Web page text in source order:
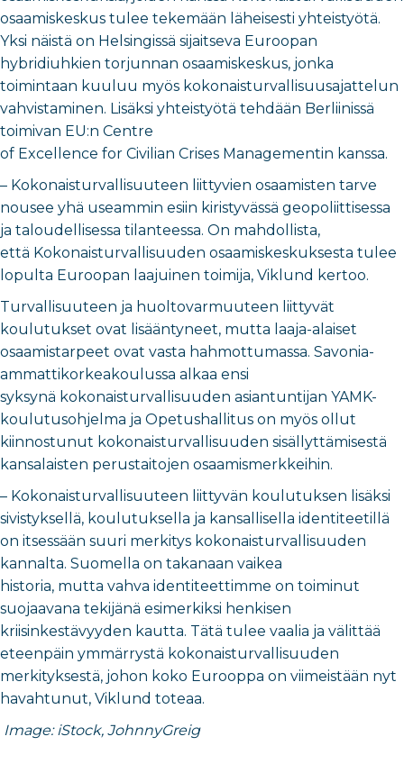
osaamiskeskus tulee tekemään läheisesti yhteistyötä.
Yksi näistä on Helsingissä sijaitseva Euroopan
hybridiuhkien torjunnan osaamiskeskus, jonka
toimintaan kuuluu myös kokonaisturvallisuusajattelun
vahvistaminen. Lisäksi yhteistyötä tehdään Berliinissä
toimivan EU:n Centre
of Excellence for Civilian Crises Managementin kanssa.
– Kokonaisturvallisuuteen liittyvien osaamisten tarve
nousee yhä useammin esiin kiristyvässä geopoliittisessa
ja taloudellisessa tilanteessa. On mahdollista,
että Kokonaisturvallisuuden osaamiskeskuksesta tulee
lopulta Euroopan laajuinen toimija, Viklund kertoo.
Turvallisuuteen ja huoltovarmuuteen liittyvät
koulutukset ovat lisääntyneet, mutta laaja-alaiset
osaamistarpeet ovat vasta hahmottumassa. Savonia-
ammattikorkeakoulussa alkaa ensi
syksynä kokonaisturvallisuuden asiantuntijan YAMK-
koulutusohjelma ja Opetushallitus on myös ollut
kiinnostunut kokonaisturvallisuuden sisällyttämisestä
kansalaisten perustaitojen osaamismerkkeihin.
– Kokonaisturvallisuuteen liittyvän koulutuksen lisäksi
sivistyksellä, koulutuksella ja kansallisella identiteetillä
on itsessään suuri merkitys kokonaisturvallisuuden
kannalta. Suomella on takanaan vaikea
historia, mutta vahva identiteettimme on toiminut
suojaavana tekijänä esimerkiksi henkisen
kriisinkestävyyden kautta. Tätä tulee vaalia ja välittää
eteenpäin ymmärrystä kokonaisturvallisuuden
merkityksestä, johon koko Eurooppa on viimeistään nyt
havahtunut, Viklund toteaa.
Image: iStock, JohnnyGreig